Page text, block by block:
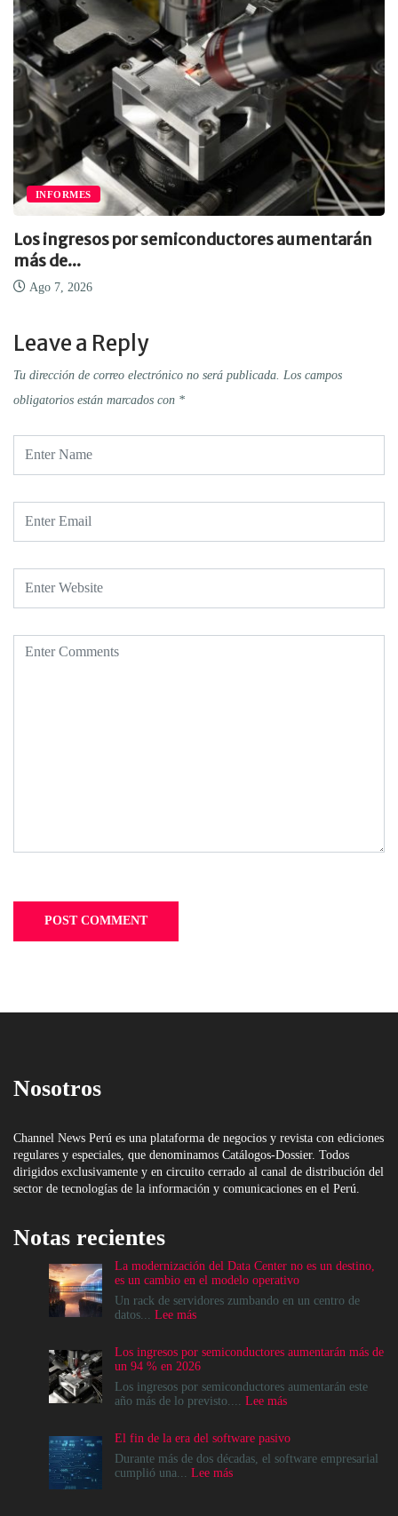
INFORMES
Los ingresos por semiconductores aumentarán
más de...
Ago 7, 2026
Leave a Reply
Tu dirección de correo electrónico no será publicada. Los campos
obligatorios están marcados con *
Nosotros
Channel News Perú es una plataforma de negocios y revista con ediciones
regulares y especiales, que denominamos Catálogos-Dossier. Todos
dirigidos exclusivamente y en circuito cerrado al canal de distribución del
sector de tecnologías de la información y comunicaciones en el Perú.
Notas recientes
La modernización del Data Center no es un destino,
es un cambio en el modelo operativo
Un rack de servidores zumbando en un centro de
datos... Lee más:
del
Data
Center
no
destino,
es
un
Los ingresos por semiconductores aumentarán más de
un 94 % en 2026
Los ingresos por semiconductores aumentarán este
año más de lo previsto.... Lee más:
por
semiconductores
El fin de la era del software pasivo
Durante más de dos décadas, el software empresarial
cumplió una... Lee más: